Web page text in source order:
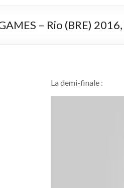
– Rio (BRE)
La demi-finale :